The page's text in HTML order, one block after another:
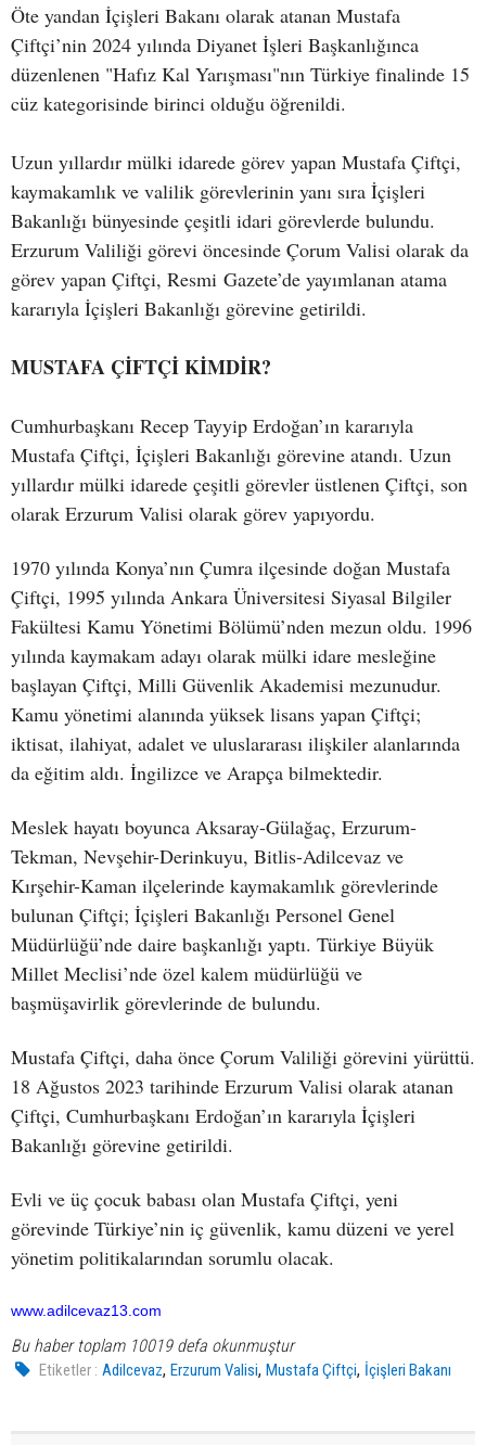
Öte yandan İçişleri Bakanı olarak atanan Mustafa
Çiftçi’nin 2024 yılında Diyanet İşleri Başkanlığınca
düzenlenen "Hafız Kal Yarışması"nın Türkiye finalinde 15
cüz kategorisinde birinci olduğu öğrenildi.
Uzun yıllardır mülki idarede görev yapan Mustafa Çiftçi,
kaymakamlık ve valilik görevlerinin yanı sıra İçişleri
Bakanlığı bünyesinde çeşitli idari görevlerde bulundu.
Erzurum Valiliği görevi öncesinde Çorum Valisi olarak da
görev yapan Çiftçi, Resmi Gazete’de yayımlanan atama
kararıyla İçişleri Bakanlığı görevine getirildi.
MUSTAFA ÇİFTÇİ KİMDİR?
Cumhurbaşkanı Recep Tayyip Erdoğan’ın kararıyla
Mustafa Çiftçi, İçişleri Bakanlığı görevine atandı. Uzun
yıllardır mülki idarede çeşitli görevler üstlenen Çiftçi, son
olarak Erzurum Valisi olarak görev yapıyordu.
1970 yılında Konya’nın Çumra ilçesinde doğan Mustafa
Çiftçi, 1995 yılında Ankara Üniversitesi Siyasal Bilgiler
Fakültesi Kamu Yönetimi Bölümü’nden mezun oldu. 1996
yılında kaymakam adayı olarak mülki idare mesleğine
başlayan Çiftçi, Milli Güvenlik Akademisi mezunudur.
Kamu yönetimi alanında yüksek lisans yapan Çiftçi;
iktisat, ilahiyat, adalet ve uluslararası ilişkiler alanlarında
da eğitim aldı. İngilizce ve Arapça bilmektedir.
Meslek hayatı boyunca Aksaray-Gülağaç, Erzurum-
Tekman, Nevşehir-Derinkuyu, Bitlis-Adilcevaz ve
Kırşehir-Kaman ilçelerinde kaymakamlık görevlerinde
bulunan Çiftçi; İçişleri Bakanlığı Personel Genel
Müdürlüğü’nde daire başkanlığı yaptı. Türkiye Büyük
Millet Meclisi’nde özel kalem müdürlüğü ve
başmüşavirlik görevlerinde de bulundu.
Mustafa Çiftçi, daha önce Çorum Valiliği görevini yürüttü.
18 Ağustos 2023 tarihinde Erzurum Valisi olarak atanan
Çiftçi, Cumhurbaşkanı Erdoğan’ın kararıyla İçişleri
Bakanlığı görevine getirildi.
Evli ve üç çocuk babası olan Mustafa Çiftçi, yeni
görevinde Türkiye’nin iç güvenlik, kamu düzeni ve yerel
yönetim politikalarından sorumlu olacak.
www.adilcevaz13.com
Bu haber toplam 10019 defa okunmuştur
Etiketler : Adilcevaz,Erzurum Valisi,Mustafa Çiftçi, İçişleri Bakanı